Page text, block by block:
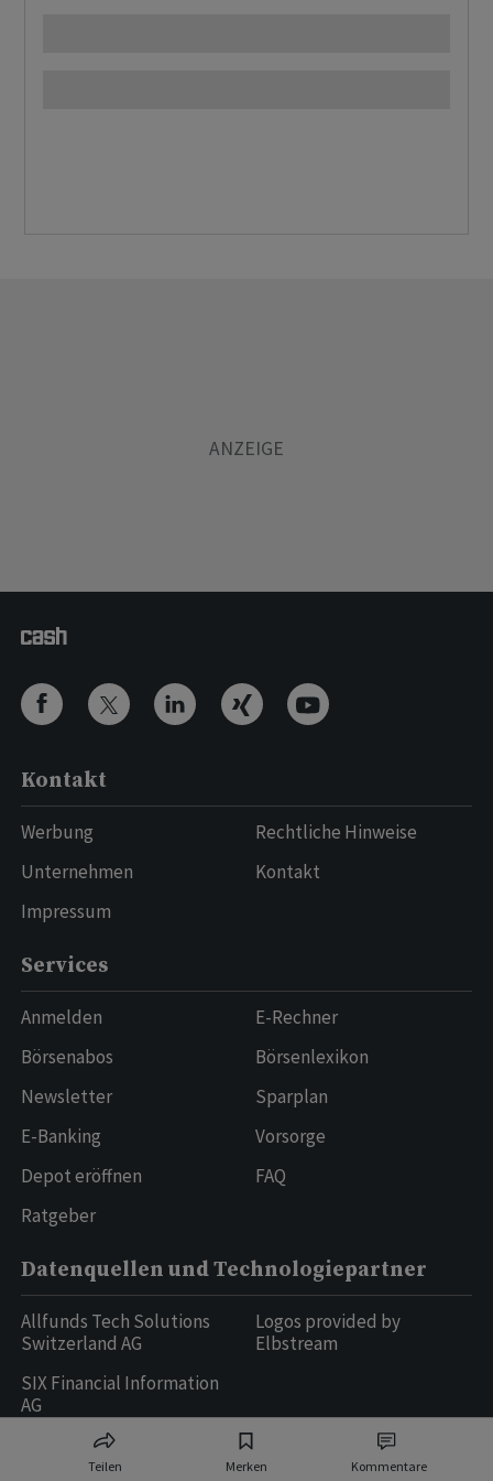
Teilen Merken Kommentare
Kontakt
Werbung
Unternehmen
Impressum
Rechtliche Hinweise
Kontakt
Services
Anmelden
Börsenabos
Newsletter
E-Banking
Depot eröffnen
Ratgeber
E-Rechner
Börsenlexikon
Sparplan
Vorsorge
FAQ
Datenquellen und Technologiepartner
Allfunds Tech Solutions
Switzerland AG
SIX Financial Information
AG
Logos provided by
Elbstream